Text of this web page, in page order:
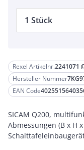
Rexel Artikelnr.2241071
Hersteller Nummer
EAN Code
SICAM Q200,
Abmessungen (B x H
1 Stück